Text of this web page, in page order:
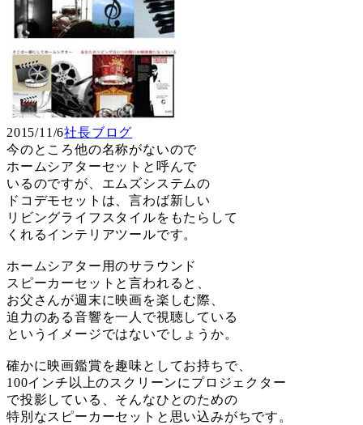
2015/11/6社長ブログ
今のところ他の名称がないので
ホームシアターセットと呼んで
いるのですが、エムズシステムの
ドコデモセットは、言わば新しい
リビングライフスタイルをもたらして
くれるインテリアツールです。
ホームシアター用のサラウンド
スピーカーセットと言われると、
お父さんが週末に映画を楽しむ際、
迫力のある音響を一人で視聴している
というイメージではないでしょうか。
確かに映画鑑賞を趣味としてお持ちで、
100インチ以上のスクリーンにプロジェクター
で投影している、そんなひとのための
特別なスピーカーセットと思い込みがちです。